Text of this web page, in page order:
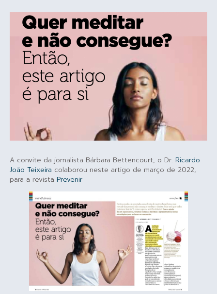
A convite da jornalista Bárbara Bettencourt, o Dr. Ricardo
João Teixeira colaborou neste artigo de março de 2022,
para a revista Prevenir